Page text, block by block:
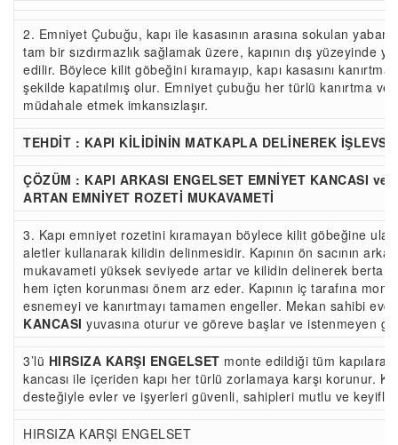
2. Emniyet Çubuğu, kapı ile kasasının arasına sokulan
tam bir sızdırmazlık sağlamak üzere, kapının dış yüzeyinde
edilir. Böylece kilit göbeğini kıramayıp, kapı kasasını
şekilde kapatılmış olur. Emniyet çubuğu her türlü kanırtma
müdahale etmek imkansızlaşır.
TEHDİT : KAPI KİLİDİNİN MATKAPLA DELİNEREK
ÇÖZÜM : KAPI ARKASI ENGELSET EMNİYET KANCASI
ARTAN EMNİYET ROZETİ MUKAVAMETİ
3. Kapı emniyet rozetini kıramayan böylece kilit göbeğine
aletler kullanarak kilidin delinmesidir. Kapının ön sacının
mukavameti yüksek seviyede artar ve kilidin delinerek bertaraf
hem içten korunması önem arz eder. Kapının iç tarafına
esnemeyi ve kanırtmayı tamamen engeller. Mekan sahibi
KANCASI yuvasına oturur ve göreve başlar ve istenmeyen
3’lü HIRSIZA KARŞI ENGELSET monte edildiği tüm kapılara
kancası ile içeriden kapı her türlü zorlamaya karşı korunur.
desteğiyle evler ve işyerleri güvenli, sahipleri mutlu ve keyifli
HIRSIZA KARŞI ENGELSET